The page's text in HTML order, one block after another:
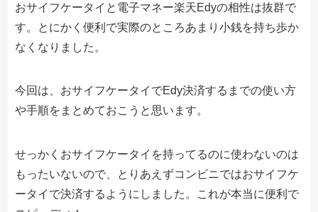
おサイフケータイと電子マネー楽天Edyの相性は抜群で
す。とにかく便利で実際のところあまり小銭を持ち歩か
なくなりました。
今回は、おサイフケータイでEdy決済するまでの使い方
や手順をまとめておこうと思います。
せっかくおサイフケータイを持ってるのに使わないのは
もったいないので、とりあえずコンビニではおサイフケ
ータイで決済するようにしました。これが本当に便利で